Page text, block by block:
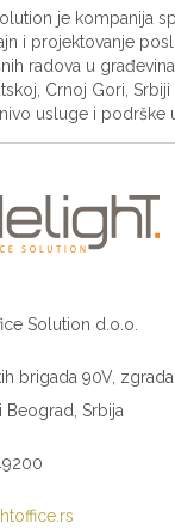
je kompanija
i projektovanje
radova u
Crnoj Gori,
usluge i podrške
Solution d.o.o.
brigada 90V,
Beograd, Srbija